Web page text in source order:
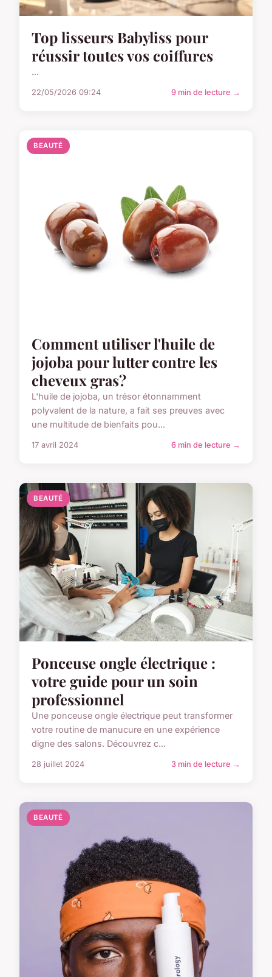
Top lisseurs Babyliss pour
réussir toutes vos coiffures
...
22/05/2026 09:24 9 min de lecture →
BEAUTÉ
Comment utiliser l'huile de
jojoba pour lutter contre les
cheveux gras?
L'huile de jojoba, un trésor étonnamment
polyvalent de la nature, a fait ses preuves avec
une multitude de bienfaits pou...
17 avril 2024 6 min de lecture →
BEAUTÉ
Ponceuse ongle électrique :
votre guide pour un soin
professionnel
Une ponceuse ongle électrique peut transformer
votre routine de manucure en une expérience
digne des salons. Découvrez c...
28 juillet 2024 3 min de lecture →
BEAUTÉ